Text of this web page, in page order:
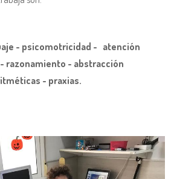
- psicomotricidad - atención
razonamiento - abstracción
- praxias.